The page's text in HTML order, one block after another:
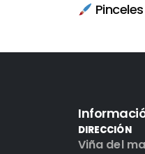
DIRECCIÓN
Viña del